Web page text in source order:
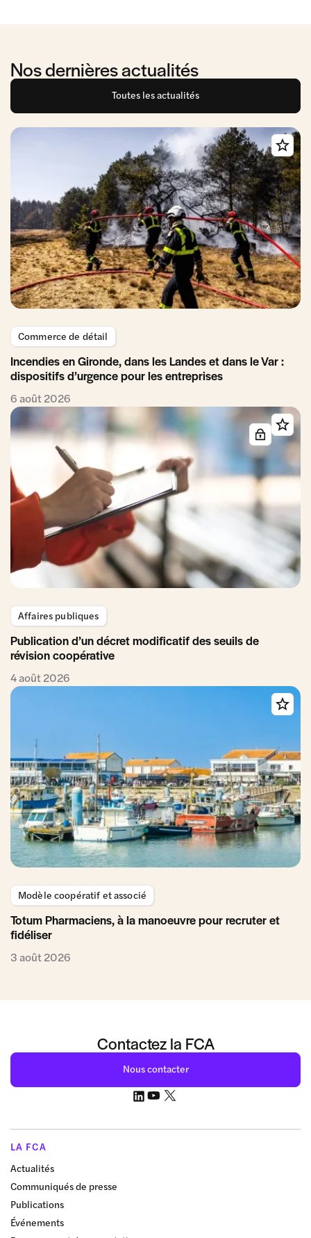
Nos dernières actualités
Toutes les actualités
Commerce de détail
Incendies en Gironde, dans les Landes et dans le Var :
dispositifs d’urgence pour les entreprises
6 août 2026
Affaires publiques
Publication d’un décret modificatif des seuils de
révision coopérative
4 août 2026
Modèle coopératif et associé
Totum Pharmaciens, à la manoeuvre pour recruter et
fidéliser
3 août 2026
Contactez la FCA
Nous contacter
LA FCA
Actualités
Communiqués de presse
Publications
Événements